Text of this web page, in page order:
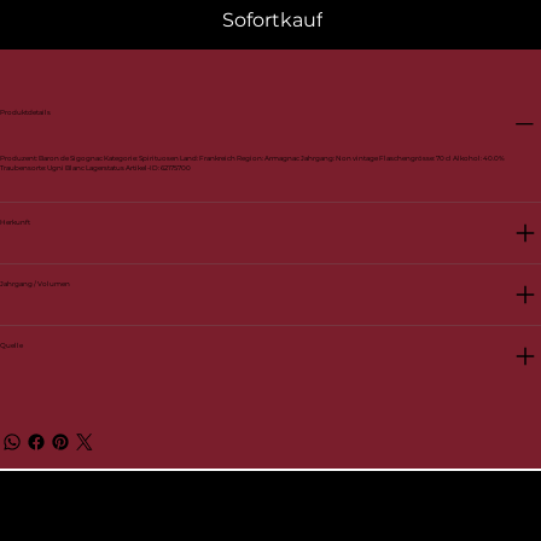
Sofortkauf
Produktdetails
Produzent: Baron de Sigognac Kategorie: Spirituosen Land: Frankreich Region: Armagnac Jahrgang: Non vintage Flaschengrösse: 70 cl Alkohol: 40.0%
Traubensorte: Ugni Blanc Lagerstatus Artikel-ID: 62175700
Herkunft
Jahrgang / Volumen
Quelle